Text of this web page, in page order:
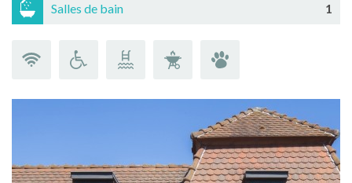
Salles de bain 1